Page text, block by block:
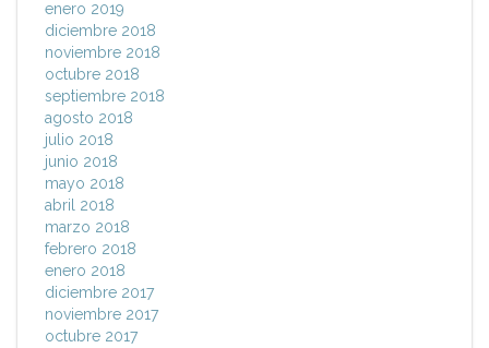
enero 2019
diciembre 2018
noviembre 2018
octubre 2018
septiembre 2018
agosto 2018
julio 2018
junio 2018
mayo 2018
abril 2018
marzo 2018
febrero 2018
enero 2018
diciembre 2017
noviembre 2017
octubre 2017